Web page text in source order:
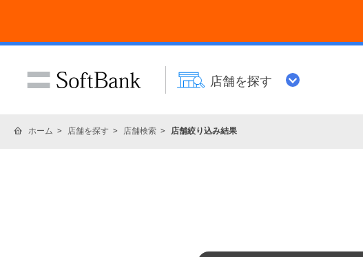
店舗を探す
ホーム 店舗を探す 店舗検索 店舗絞り込み結果